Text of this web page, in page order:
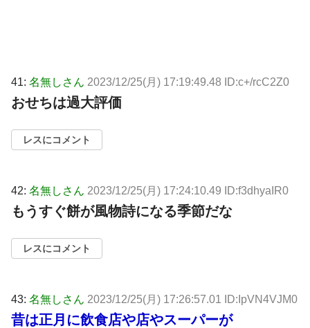
41: 名無しさん 2023/12/25(月) 17:19:49.48 ID:c+/rcC2Z0
おせちは過大評価
レスにコメント
42: 名無しさん 2023/12/25(月) 17:24:10.49 ID:f3dhyaIR0
もうすぐ餅が風物詩になる季節だな
レスにコメント
43: 名無しさん 2023/12/25(月) 17:26:57.01 ID:IpVN4VJM0
昔は正月に飲食店や店やスーパーが